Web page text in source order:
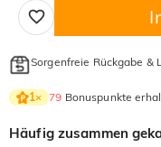
Sorgenfreie Rückgabe
1× 79 Bonuspunkte
Häufig zusammen